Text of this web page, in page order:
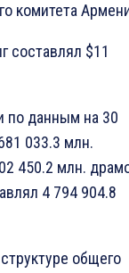
комитета
составлял $11
по данным на 30
033.3 млн.
450.2 млн.
4 794 904.8
общего